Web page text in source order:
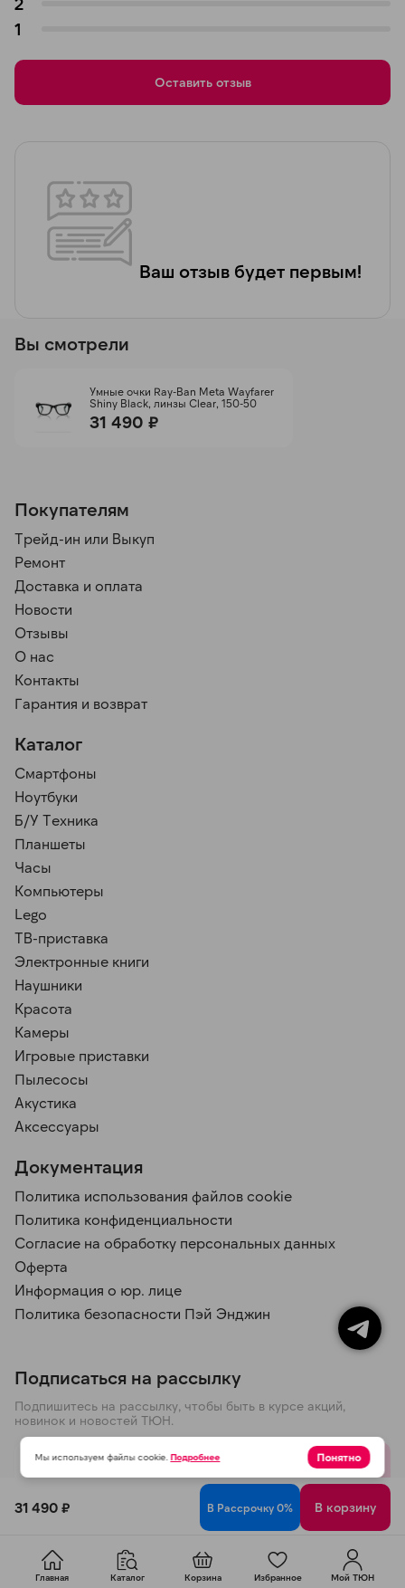
31 490 ₽ В Рассрочку 0% В корзину
Ваш отзыв будет первым!
1
Оставить отзыв
Вы смотрели
Умные очки Ray-Ban Meta Wayfarer
Shiny Black, линзы Clear, 150-50
31 490 ₽
Покупателям
Трейд-ин или Выкуп
Ремонт
Доставка и оплата
Новости
Отзывы
О нас
Контакты
Гарантия и возврат
Каталог
Смартфоны
Ноутбуки
Б/У Техника
Планшеты
Часы
Компьютеры
Lego
ТВ-приставка
Электронные книги
Наушники
Красота
Камеры
Игровые приставки
Пылесосы
Акустика
Аксессуары
Документация
Политика использования файлов cookie
Политика конфиденциальности
Согласие на обработку персональных данных
Оферта
Информация о юр. лице
Политика безопасности Пэй Энджин
Подписаться на рассылку
Подпишитесь на рассылку, чтобы быть в курсе акций,
новинок и новостей ТЮН.
Отправить
Политика конфиденциальности © 2026 ООО ТЮН
Главная Каталог Корзина Избранное Мой ТЮН
Мы используем файлы cookie.Подробнее Понятно